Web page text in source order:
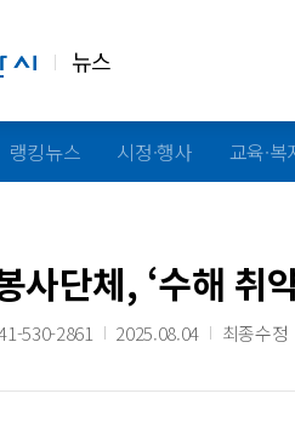
뉴스
랭킹뉴스 시정·행사 교육·복
사단체, ‘수해 취
530-2861 2025.08.04 최종수정